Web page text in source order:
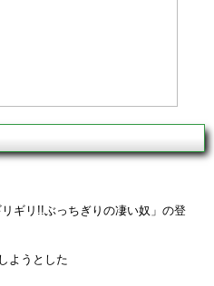
ギリ!!ぶっちぎりの凄い奴」の登
ようとした